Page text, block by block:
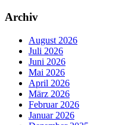
Archiv
August 2026
Juli 2026
Juni 2026
Mai 2026
April 2026
März 2026
Februar 2026
Januar 2026